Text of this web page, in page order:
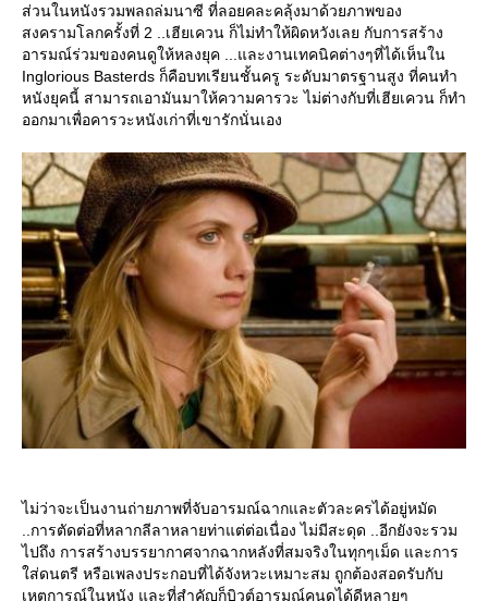
ส่วนในหนังรวมพลถล่มนาซี ที่ลอยคละคลุ้งมาด้วยภาพของ
สงครามโลกครั้งที่ 2 ..เฮียเควน ก็ไม่ทำให้ผิดหวังเลย กับการสร้าง
อารมณ์ร่วมของคนดูให้หลงยุค ...และงานเทคนิคต่างๆที่ได้เห็นใน
Inglorious Basterds ก็คือบทเรียนชั้นครู ระดับมาตรฐานสูง ที่คนทำ
หนังยุคนี้ สามารถเอามันมาให้ความคารวะ ไม่ต่างกับที่เฮียเควน ก็ทำ
ออกมาเพื่อคารวะหนังเก่าที่เขารักนั่นเอง
ไม่ว่าจะเป็นงานถ่ายภาพที่จับอารมณ์ฉากและตัวละครได้อยู่หมัด
..การตัดต่อที่หลากลีลาหลายท่าแต่ต่อเนื่อง ไม่มีสะดุด ..อีกยังจะรวม
ไปถึง การสร้างบรรยากาศจากฉากหลังที่สมจริงในทุกๆเม็ด และการ
ส่ดนตรี หรือเพลงประกอบที่ได้จังหวะเหมาะสม ถูกต้องสอดรับกับ
เหตุการณ์ในหนัง และที่สำคัญก็บิวต์อารมณ์คนดูได้ดีหลายๆ